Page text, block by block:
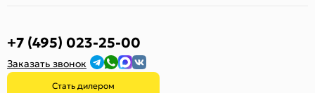
+7 (495) 023-25-00
Заказать звонок
Стать дилером